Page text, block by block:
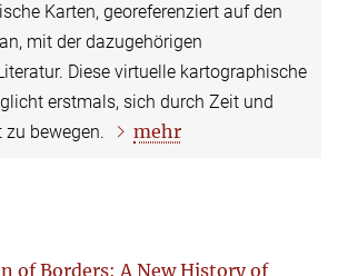
Karten, georeferenziert auf den
mit der dazugehörigen
Diese virtuelle kartographische
erstmals, sich durch Zeit und
zu bewegen.
mehr
of Borders: A New History of